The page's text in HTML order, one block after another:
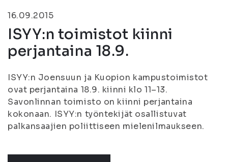
16.09.2015
ISYY:n toimistot kiinni
perjantaina 18.9.
ISYY:n Joensuun ja Kuopion kampustoimistot
ovat perjantaina 18.9. kiinni klo 11–13.
Savonlinnan toimisto on kiinni perjantaina
kokonaan. ISYY:n työntekijät osallistuvat
palkansaajien poliittiseen mielenilmaukseen.